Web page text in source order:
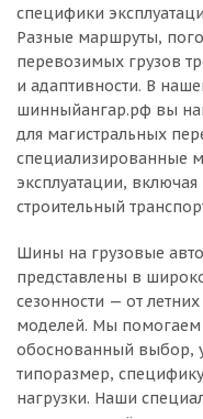
специфики
Разные маршруты,
перевозимых грузов
и адаптивности. В
шинныйангар.рф вы
для магистральных
специализированные
эксплуатации,
строительный
Шины на грузовые
представлены в
сезонности — от
моделей. Мы помогаем
обоснованный выбор,
типоразмер,
нагрузки. Наши